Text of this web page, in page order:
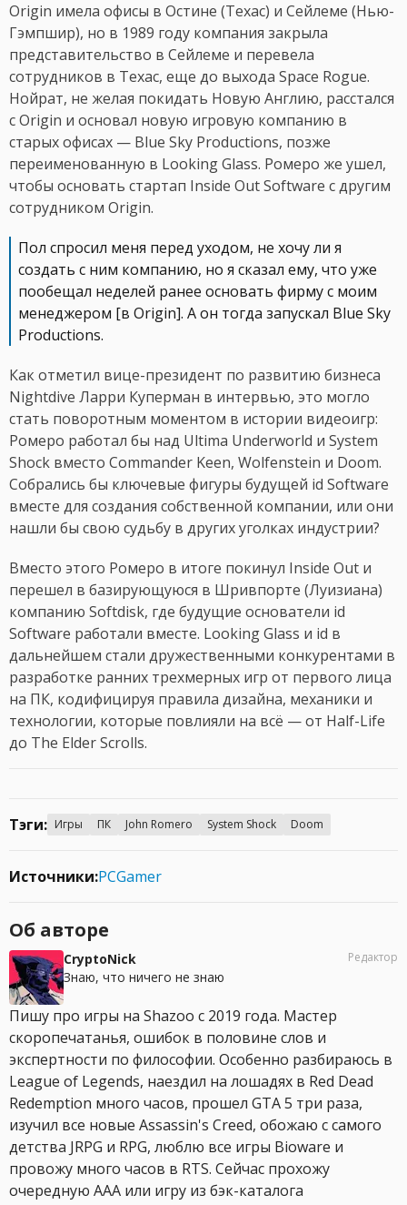
Origin имела офисы в Остине (Техас) и Сейлеме (Нью-
Гэмпшир), но в 1989 году компания закрыла
представительство в Сейлеме и перевела
сотрудников в Техас, еще до выхода Space Rogue.
Нойрат, не желая покидать Новую Англию, расстался
с Origin и основал новую игровую компанию в
старых офисах — Blue Sky Productions, позже
переименованную в Looking Glass. Ромеро же ушел,
чтобы основать стартап Inside Out Software с другим
сотрудником Origin.
Пол спросил меня перед уходом, не хочу ли я
создать с ним компанию, но я сказал ему, что уже
пообещал неделей ранее основать фирму с моим
менеджером [в Origin]. А он тогда запускал Blue Sky
Productions.
Как отметил вице-президент по развитию бизнеса
Nightdive Ларри Куперман в интервью, это могло
стать поворотным моментом в истории видеоигр:
Ромеро работал бы над Ultima Underworld и System
Shock вместо Commander Keen, Wolfenstein и Doom.
Собрались бы ключевые фигуры будущей id Software
вместе для создания собственной компании, или они
нашли бы свою судьбу в других уголках индустрии?
Вместо этого Ромеро в итоге покинул Inside Out и
перешел в базирующуюся в Шривпорте (Луизиана)
компанию Softdisk, где будущие основатели id
Software работали вместе. Looking Glass и id в
дальнейшем стали дружественными конкурентами в
разработке ранних трехмерных игр от первого лица
на ПК, кодифицируя правила дизайна, механики и
технологии, которые повлияли на всё — от Half-Life
до The Elder Scrolls.
Тэги: Игры ПК John Romero System Shock Doom
Источники:PCGamer
Об авторе
CryptoNick
Знаю, что ничего не знаю
Редактор
Пишу про игры на Shazoo с 2019 года. Мастер
скоропечатанья, ошибок в половине слов и
экспертности по философии. Особенно разбираюсь в
League of Legends, наездил на лошадях в Red Dead
Redemption много часов, прошел GTA 5 три раза,
изучил все новые Assassin's Creed, обожаю с самого
детства JRPG и RPG, люблю все игры Bioware и
провожу много часов в RTS. Сейчас прохожу
очередную AAA или игру из бэк-каталога